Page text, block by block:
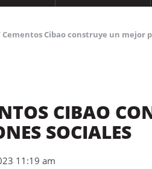
Cementos Cibao construye un mejor
CIBAO
SOCIALES
11:19 am